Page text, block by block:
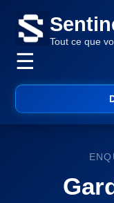
Tout ce que
☰